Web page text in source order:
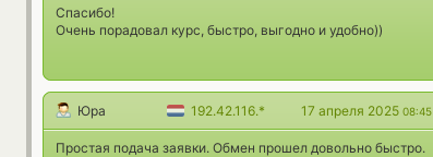
Спасибо!
Очень порадовал курс, быстро, выгодно и удобно))
Юра 192.42.116.* 17 апреля 2025 08:45
Простая подача заявки. Обмен прошел довольно быстро.